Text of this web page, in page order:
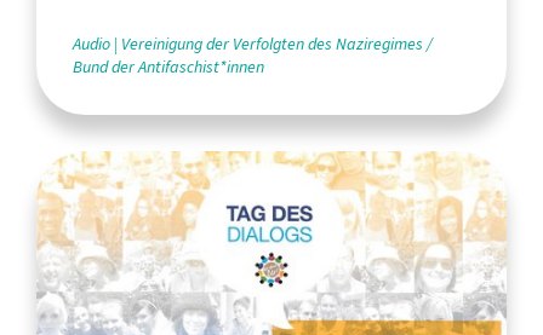
Audio Vereinigung der Verfolgten des Naziregimes /
Bund der Antifaschist*innen